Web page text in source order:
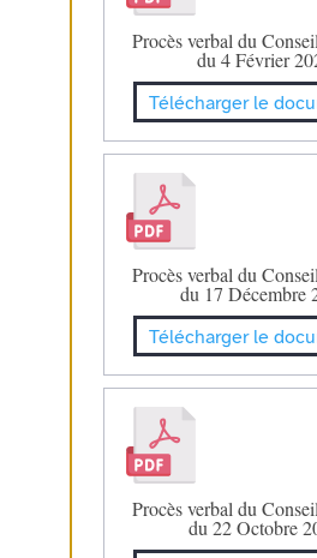
Procès verbal du
du 4 Février
Télécharger le
Procès verbal du
du 17 Décembre
Télécharger le
Procès verbal du
du 22 Octobre